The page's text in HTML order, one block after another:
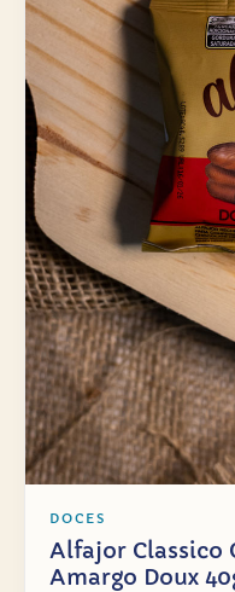
DOCES
Alfajor Classico
Amargo Doux